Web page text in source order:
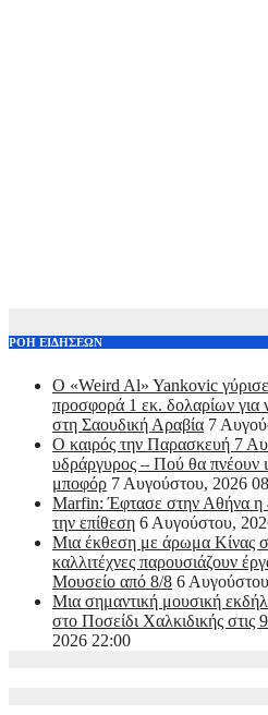
ΡΟΗ ΕΙΔΗΣΕΩΝ
Ο «Weird Al» Yankovic
προσφορά 1 εκ. δολαρίων για
στη Σαουδική Αραβία 7
Ο καιρός την Παρασκευή 7
υδράργυρος – Πού θα πνέουν
μποφόρ 7 Αυγούστου, 2026
Marfin: Έφτασε στην Αθήνα η
την επίθεση 6 Αυγούστου,
Μια έκθεση με άρωμα Κίνας
καλλιτέχνες παρουσιάζουν
Μουσείο από 8/8 6
Μια σημαντική μουσική
στο Ποσείδι Χαλκιδικής στις
2026 22:00